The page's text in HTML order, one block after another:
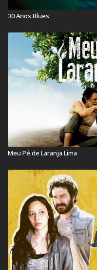
Duração:119 min
Ano de lançamento:2013
País:Brasil
30 Anos Blues
Meu Pé de Laranja Lima